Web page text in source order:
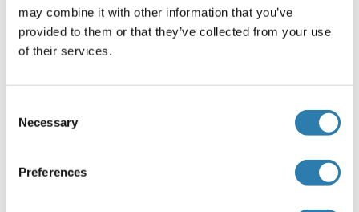
may combine it with other information that you’ve
provided to them or that they’ve collected from your use
of their services.
Selection
Necessary
Preferences
DYRK3 (AAH15501, 1 a.a. ~ 568 a.a) full-length
recombinant protein with GST tag. MW of the GST tag
alone is 26 KDa.
Isotype
Alternatives